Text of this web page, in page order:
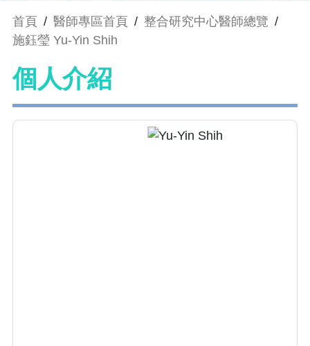
首頁 / 醫師專區首頁 / 整合研究中心醫師總覽 /
施鈺瑩 Yu-Yin Shih
個人介紹